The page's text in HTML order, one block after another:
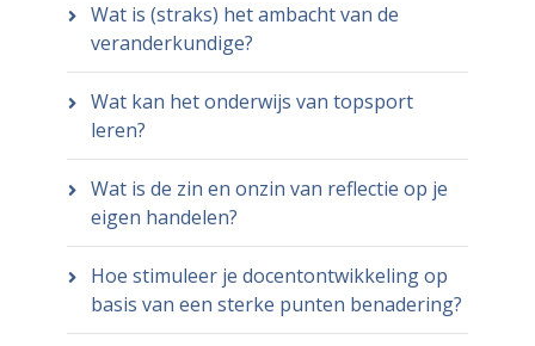
Wat is (straks) het ambacht van de
veranderkundige?
Wat kan het onderwijs van topsport
leren?
Wat is de zin en onzin van reflectie op je
eigen handelen?
Hoe stimuleer je docentontwikkeling op
basis van een sterke punten benadering?